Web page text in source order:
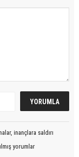
inançlara saldırı
yorumlar